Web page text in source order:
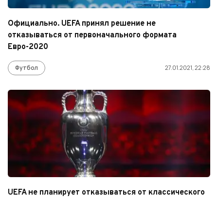
Официально. UEFA принял решение не
отказываться от первоначального формата
Евро-2020
Футбол 27.01.2021, 22:28
UEFA не планирует отказываться от классического